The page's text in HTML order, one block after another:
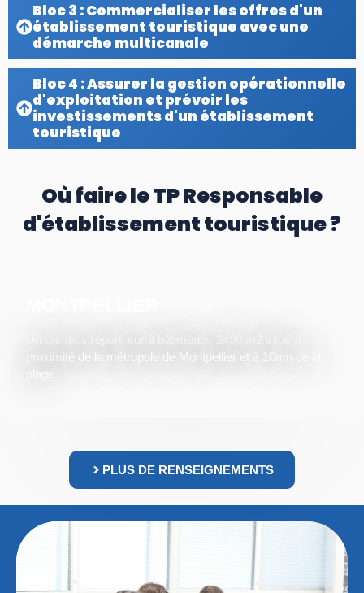
Bloc 3 : Commercialiser les offres d'un
établissement touristique avec une
démarche multicanale
Bloc 4 : Assurer la gestion opérationnelle
d'exploitation et prévoir les
investissements d'un établissement
touristique
Où faire le TP Responsable
d'établissement touristique ?
proximité de la métropole de Montpellier et à 10mn de la
plage.
PLUS DE RENSEIGNEMENTS